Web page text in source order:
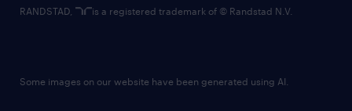
RANDSTAD, is a registered trademark of © Randstad N.V.
Some images on our website have been generated using AI.